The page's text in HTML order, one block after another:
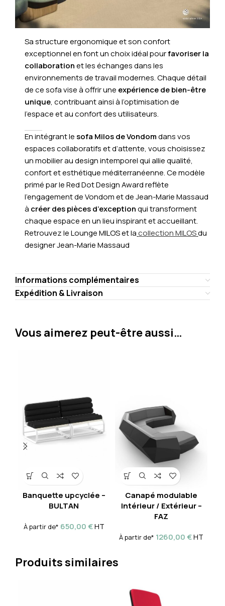
Sa structure ergonomique et son confort
exceptionnel en font un choix idéal pourfavoriser la
collaborationet les échanges dans les
environnements de travail modernes. Chaque détail
de ce sofa vise à offrir une expérience de bien-être
unique, contribuant ainsi à l’optimisation de
l’espace et au confort des utilisateurs.
En intégrant le sofa Milos de Vondomdans vos
espaces collaboratifs et d’attente, vous choisissez
un mobilier au design intemporel qui allie qualité,
confort et esthétique méditerranéenne. Ce modèle
primé par le Red Dot Design Award reflète
l’engagement de Vondom et de Jean-Marie Massaud
à créer des pièces d’exceptionqui transforment
chaque espace en un lieu inspirant et accueillant.
Retrouvez le Lounge MILOS et la collection MILOSdu
designer Jean-Marie Massaud
Informations complémentaires
Expédition & Livraison
Vous aimerez peut-être aussi…
Banquette upcyclée –
BULTAN
À partir de* 650,00€HT
Canapé modulable
Intérieur / Extérieur –
FAZ
À partir de* 1260,00€HT
Produits similaires